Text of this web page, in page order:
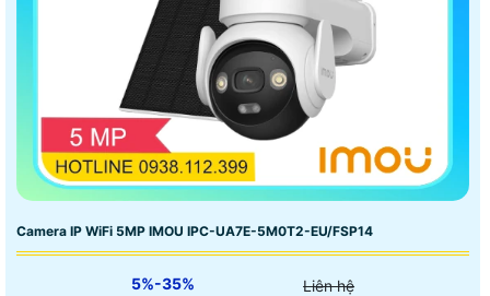
Camera IP WiFi 5MP IMOU IPC-UA7E-5M0T2-EU/FSP14
5%-35% Liên hệ